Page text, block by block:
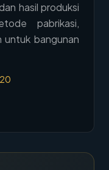
hasil produksi
pabrikasi,
bangunan